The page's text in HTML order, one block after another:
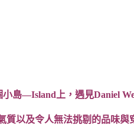
小島—Island上，遇見Daniel
以及令人無法挑剔的品味與